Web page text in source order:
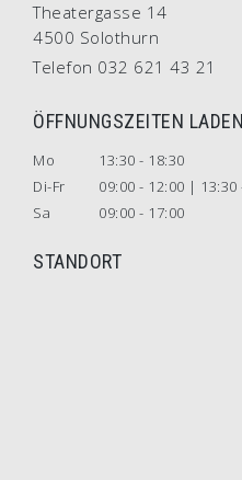
Theatergasse 14
4500 Solothurn
Telefon 032 621 43 21
ÖFFNUNGSZEITEN LADEN
Mo
13:30 - 18:30
Di-Fr
09:00 - 12:00 | 13:30
Sa
09:00 - 17:00
STANDORT